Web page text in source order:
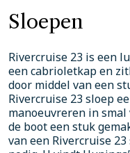
Sloepen
Rivercruise 23 is een
een cabrioletkap en
door middel van een
Rivercruise 23 sloep
manoeuvreren in smal
de boot een stuk
van een Rivercruise